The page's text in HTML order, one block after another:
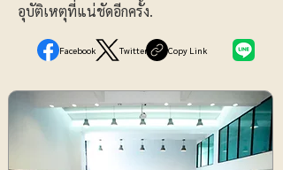
อุบัติเหตุที่แน่ชัดอีกครั้ง.
Facebook Twitter Copy Link